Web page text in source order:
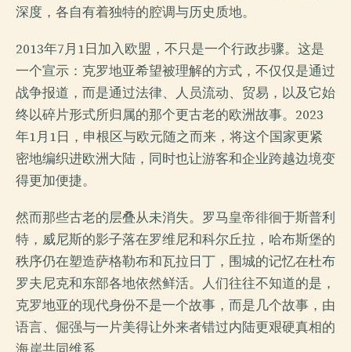
深度，各自有着独特的腔调与历史质地。
2013年7月1日加入欧盟，不只是一个行政步骤。这是
一个宣示：克罗地亚希望被理解的方式，不仅仅是通过
战争报道，而是通过法律、人员流动、贸易，以及它始
终以碎片形式所归属的那个更古老的欧洲故事。2023
年1月1日，申根区与欧元随之而来，将这个国家更紧
密地编织进欧洲大陆，同时也让游客和企业跨越边境变
得更加便捷。
然而那些古老的层叠从未消失。罗马皇帝徘徊于斯普利
特，威尼斯的影子落在罗维尼和科尔丘拉，哈布斯堡的
秩序仍在塑造萨格勒布和瓦拉日丁，围城的记忆在杜布
罗夫尼克和东部各地依然鲜活。人们往往不知道的是，
克罗地亚的现代身份不是一个故事，而是几个故事，由
语言、倔强与一片美得让外来者错过内陆更艰硬真相的